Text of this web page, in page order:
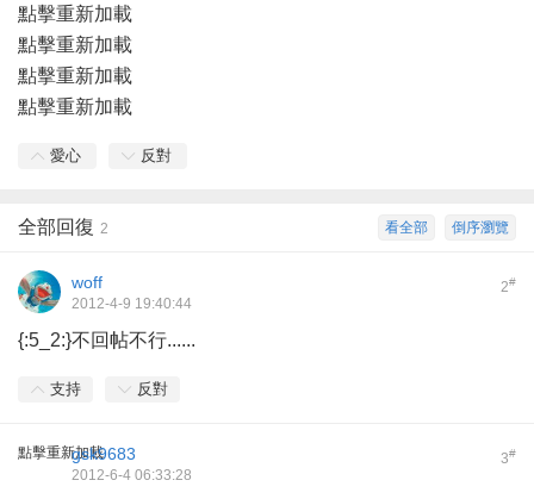
點擊重新加載
點擊重新加載
點擊重新加載
點擊重新加載
愛心 反對
倒序瀏覽
看全部
全部回復 2
2#
woff
2012-4-9 19:40:44
{:5_2:}不回帖不行......
支持 反對
點擊重新加載 3#
gsk9683
2012-6-4 06:33:28